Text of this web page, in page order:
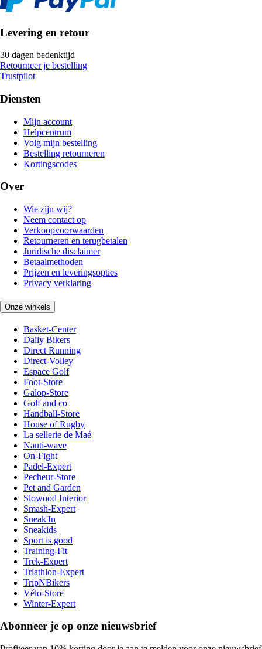
Levering en retour
30 dagen bedenktijd
Retourneer je bestelling
Trustpilot
Diensten
Mijn account
Helpcentrum
Volg mijn bestelling
Bestelling retourneren
Kortingscodes
Over
Wie zijn wij?
Neem contact op
Verkoopvoorwaarden
Retourneren en terugbetalen
Juridische disclaimer
Betaalmethoden
Prijzen en leveringsopties
Privacy verklaring
Onze winkels
Basket-Center
Daily Bikers
Direct Running
Direct-Volley
Espace Golf
Foot-Store
Galop-Store
Golf and co
Handball-Store
House of Rugby
La sellerie de Maé
Nauti-wave
On-Fight
Padel-Expert
Pecheur-Store
Pet and Garden
Slowood Interior
Smash-Expert
Sneak'In
Sneakids
Sport is good
Training-Fit
Trek-Expert
Triathlon-Expert
TripNBikers
Vélo-Store
Winter-Expert
Abonneer je op onze nieuwsbrief